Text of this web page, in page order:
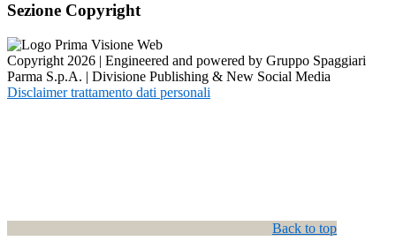
Sezione Copyright
Copyright 2026 | Engineered and powered by Gruppo Spaggiari
Parma S.p.A. | Divisione Publishing & New Social Media
Disclaimer trattamento dati personali
Back to top